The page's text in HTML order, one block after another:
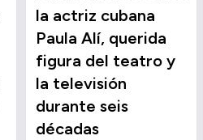
la actriz cubana
Paula Alí, querida
figura del teatro y
la televisión
durante seis
décadas